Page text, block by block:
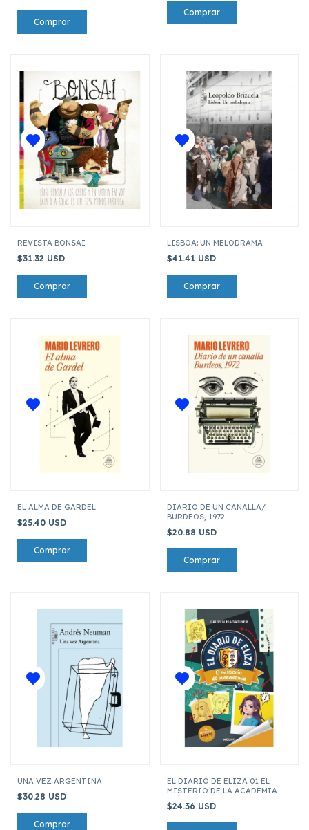
REVISTA BONSAI
$31.32 USD
LISBOA: UN MELODRAMA
$41.41 USD
EL ALMA DE GARDEL
$25.40 USD
DIARIO DE UN CANALLA/
BURDEOS, 1972
$20.88 USD
UNA VEZ ARGENTINA
$30.28 USD
EL DIARIO DE ELIZA 01 EL
MISTERIO DE LA ACADEMIA
$24.36 USD